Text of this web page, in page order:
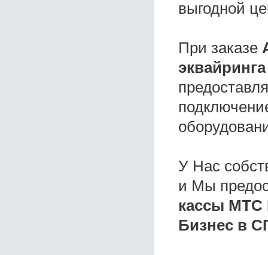
выгодной
При заказе
У Нас
и Мы
кассы МТС
Бизнес в